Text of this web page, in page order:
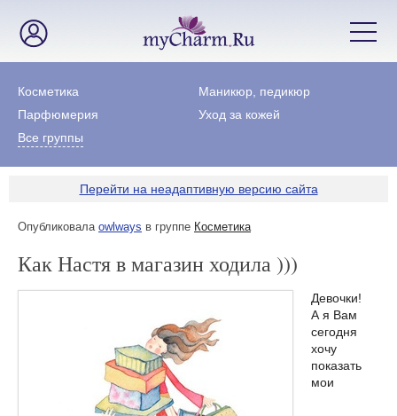
Косметика
Маникюр, педикюр
Парфюмерия
Уход за кожей
Все группы
Перейти на неадаптивную версию сайта
Опубликовала owlways в группе Косметика
Как Настя в магазин ходила )))
Девочки!
А я Вам
сегодня
хочу
показать
мои